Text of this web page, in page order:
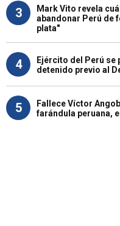
3
Mark Vito revela
abandonar Perú de
plata"
4
Ejército del Perú
detenido previo al
5
Fallece Víctor
farándula peruana,